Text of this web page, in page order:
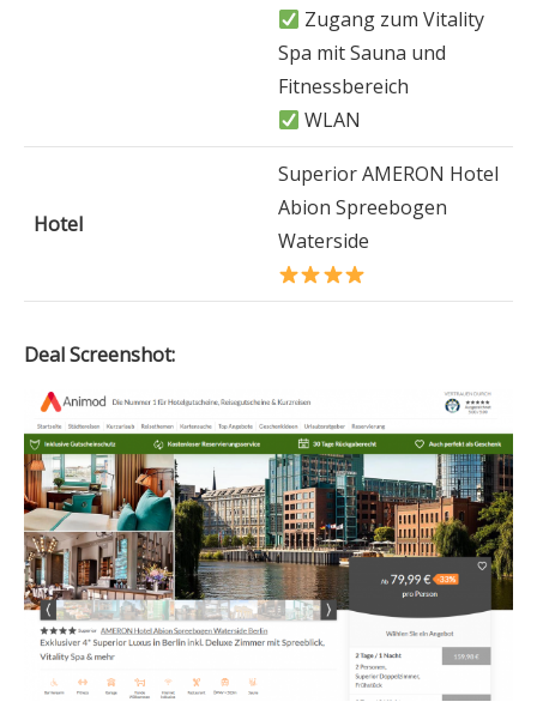
Zugang zum Vitality
Spa mit Sauna und
Fitnessbereich
WLAN
Hotel
Superior AMERON Hotel
Abion Spreebogen
Waterside
Deal Screenshot: